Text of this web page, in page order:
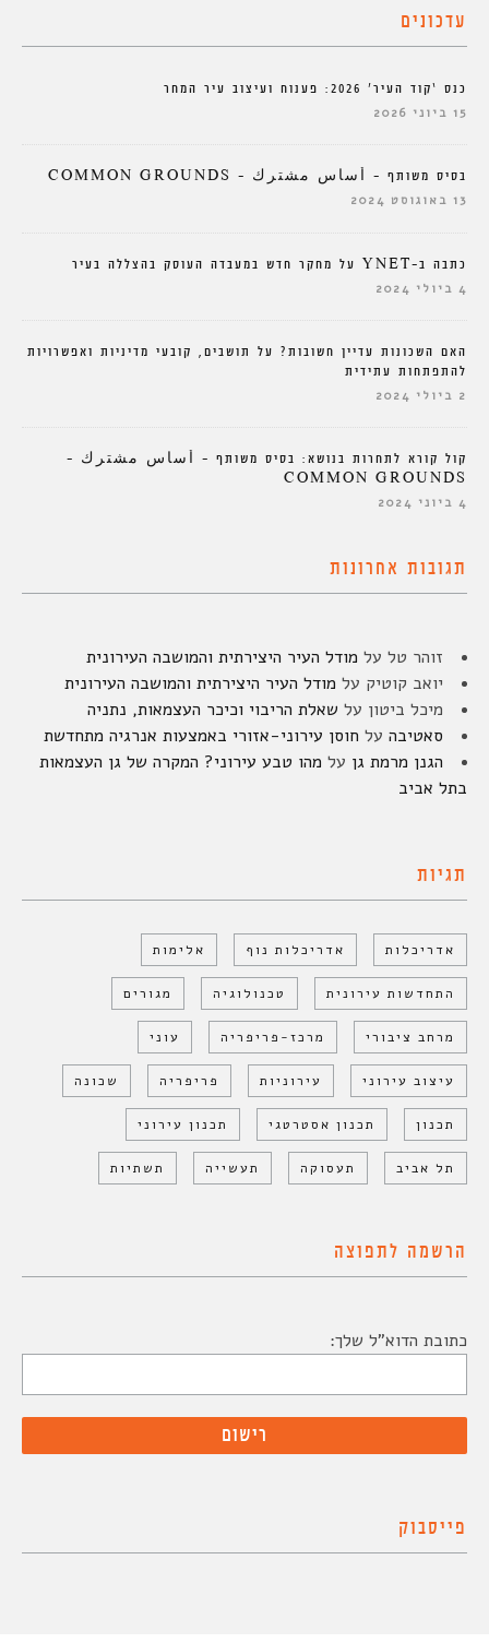
עדכונים
כנס ‘קוד העיר’ 2026: פענוח ועיצוב עיר המחר
15 ביוני 2026
בסיס משותף – أساس مشترك – COMMON GROUNDS
13 באוגוסט 2024
כתבה ב-YNET על מחקר חדש במעבדה העוסק בהצללה בעיר
4 ביולי 2024
האם השכונות עדיין חשובות? על תושבים, קובעי מדיניות ואפשרויות
להתפתחות עתידית
2 ביולי 2024
קול קורא לתחרות בנושא: בסיס משותף – أساس مشترك –
COMMON GROUNDS
4 ביוני 2024
תגובות אחרונות
זוהר טל על מודל העיר היצירתית והמושבה העירונית
יואב קוטיק על מודל העיר היצירתית והמושבה העירונית
מיכל ביטון על שאלת הריבוי וכיכר העצמאות, נתניה
סאטיבה על חוסן עירוני-אזורי באמצעות אנרגיה מתחדשת
הגנן מרמת גן על מהו טבע עירוני? המקרה של גן העצמאות
בתל אביב
תגיות
אדריכלות אדריכלות נוף אלימות
התחדשות עירונית טכנולוגיה מגורים
מרחב ציבורי מרכז-פריפריה עוני
עיצוב עירוני עירוניות פריפריה שכונה
תכנון תכנון אסטרטגי תכנון עירוני
תל אביב תעסוקה תעשייה תשתיות
הרשמה לתפוצה
כתובת הדוא"ל שלך:
פייסבוק